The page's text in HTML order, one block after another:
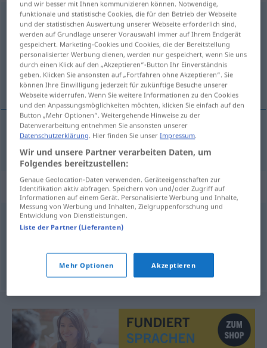
hundertmal
Übersicht aller Übersetzungen
(Für mehr Details die Übersetzung anklicken/antippen)
stokrát
stokrát hundertmal
Synonyme für "hundertmal"
oftmals,vielmals,häufig,oft
© OpenThesaurus.de
und wir besser mit Ihnen kommunizieren können. Notwendige,
funktionale und statistische Cookies, die für den Betrieb der Webseite
und der statistischen Auswertung unserer Webseite erforderlich sind,
werden auf Grundlage unserer Vorauswahl immer auf Ihrem Endgerät
gespeichert. Marketing-Cookies und Cookies, die der Bereitstellung
personalisierter Werbung dienen, werden nur gespeichert, wenn Sie uns
durch einen Klick auf den „Akzeptieren“-Button Ihr Einverständnis
geben. Klicken Sie ansonsten auf „Fortfahren ohne Akzeptieren“. Sie
können Ihre Einwilligung jederzeit für zukünftige Besuche unserer
Webseite widerrufen. Wenn Sie weitere Informationen zu den Cookies
und den Anpassungsmöglichkeiten möchten, klicken Sie einfach auf den
Button „Mehr Optionen“. Weitergehende Hinweise zu der
Datenverarbeitung entnehmen Sie ansonsten unserer
Datenschutzerklärung. Hier finden Sie unserImpressum.
Wir und unsere Partner verarbeiten Daten, um
Folgendes bereitzustellen:
Genaue Geolocation-Daten verwenden. Geräteeigenschaften zur
Identifikation aktiv abfragen. Speichern von und/oder Zugriff auf
Informationen auf einem Gerät. Personalisierte Werbung und Inhalte,
Messung von Werbung und Inhalten, Zielgruppenforschung und
Entwicklung von Dienstleistungen.
Liste der Partner (Lieferanten)
Mehr Optionen Akzeptieren